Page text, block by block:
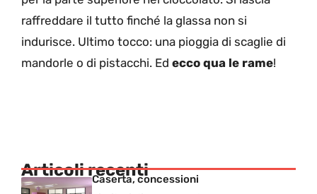
raffreddare il tutto finché la glassa non si
indurisce. Ultimo tocco: una pioggia di scaglie di
mandorle o di pistacchi. Ed ecco qua le rame!
Articoli recenti
Caserta, concessioni